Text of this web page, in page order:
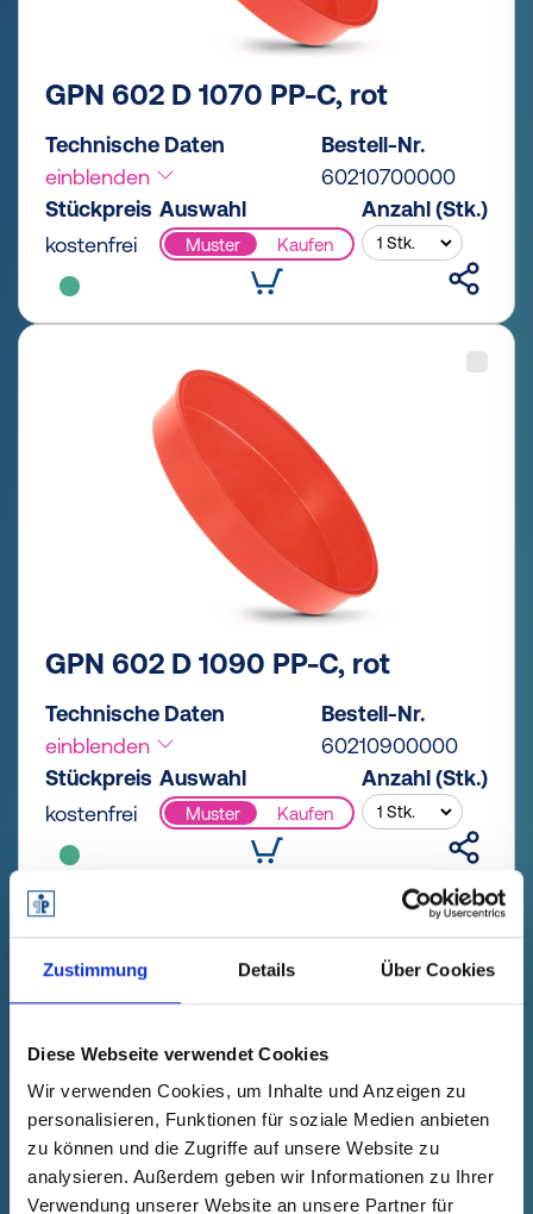
Zustimmung Details Über Cookies
Diese Webseite verwendet Cookies
Wir verwenden Cookies, um Inhalte und Anzeigen zu
personalisieren, Funktionen für soziale Medien anbieten
zu können und die Zugriffe auf unsere Website zu
analysieren. Außerdem geben wir Informationen zu Ihrer
Verwendung unserer Website an unsere Partner für
GPN 602 D 1070 PP-C, rot
Technische Daten
einblenden
Bestell-Nr.
60210700000
Stückpreis
kostenfrei
Auswahl
Muster Kaufen
Anzahl (Stk.)
GPN 602 D 1090 PP-C, rot
Technische Daten
einblenden
Bestell-Nr.
60210900000
Stückpreis
kostenfrei
Auswahl
Muster Kaufen
Anzahl (Stk.)